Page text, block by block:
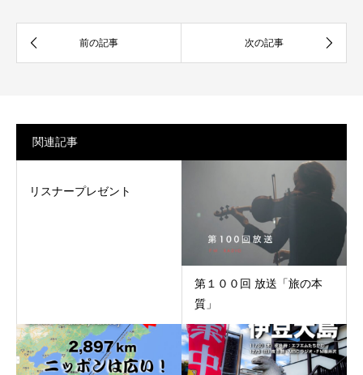
関連記事
リスナープレゼント
第１００回 放送「旅の本
質」